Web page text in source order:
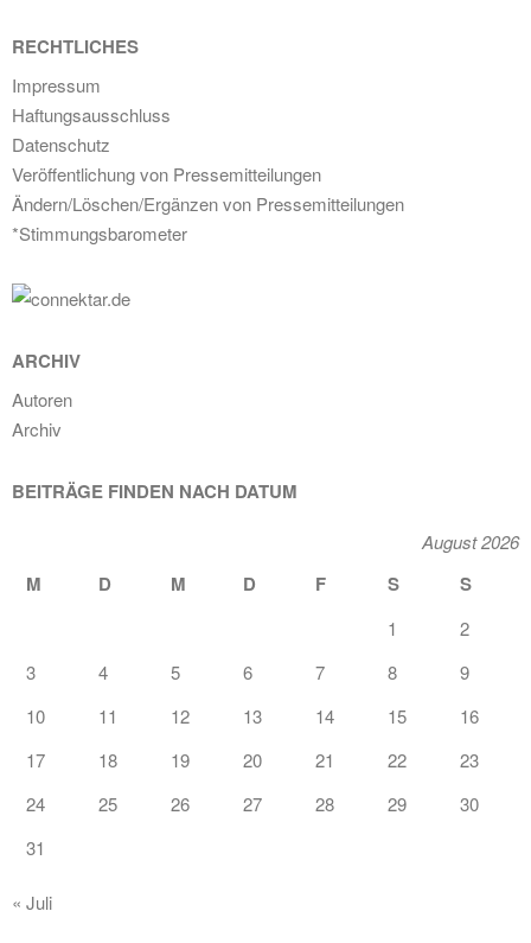
RECHTLICHES
Impressum
Haftungsausschluss
Datenschutz
Veröffentlichung von Pressemitteilungen
Ändern/Löschen/Ergänzen von Pressemitteilungen
*Stimmungsbarometer
ARCHIV
Autoren
Archiv
BEITRÄGE FINDEN NACH DATUM
August 2026
M D M D F S S
1
2
3
4 5 6 7 8
9
10
11 12 13 14 15
16
17
18 19 20 21 22
23
24
25 26 27 28 29
30
31
« Juli